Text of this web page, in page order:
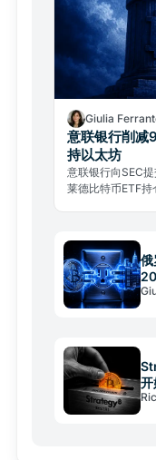
Giulia
意联银行削减
持以太坊
意联银行向SEC
莱德比特币ETF
俄
开